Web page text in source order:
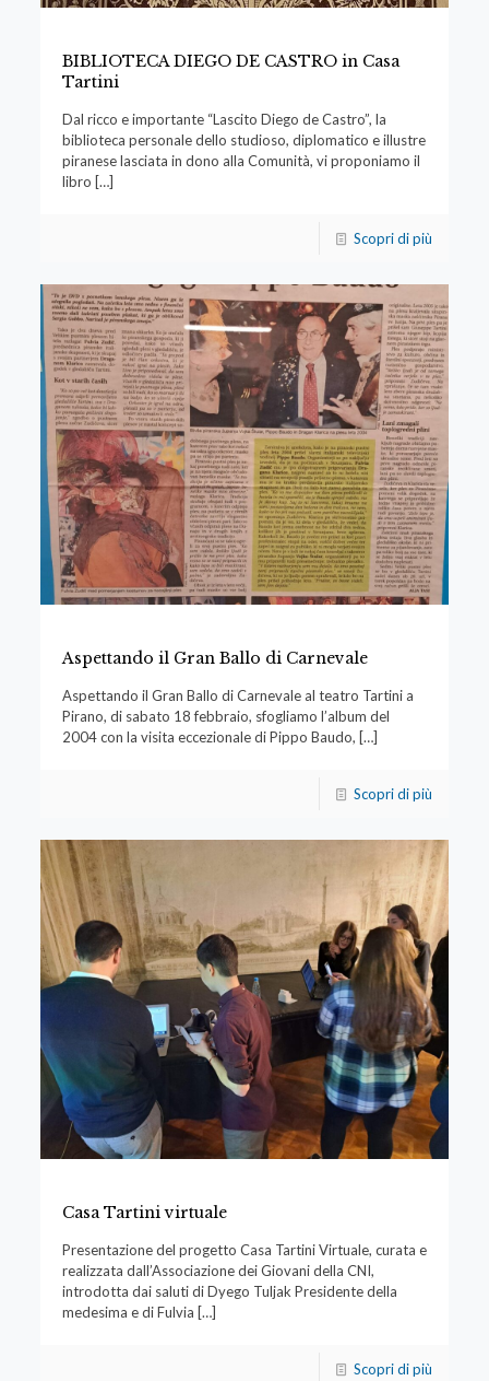
BIBLIOTECA DIEGO DE CASTRO in Casa
Tartini
Dal ricco e importante “Lascito Diego de Castro”, la
biblioteca personale dello studioso, diplomatico e illustre
piranese lasciata in dono alla Comunità, vi proponiamo il
libro […]
Scopri di più
Aspettando il Gran Ballo di Carnevale
Aspettando il Gran Ballo di Carnevale al teatro Tartini a
Pirano, di sabato 18 febbraio, sfogliamo l’album del
2004 con la visita eccezionale di Pippo Baudo, […]
Scopri di più
Casa Tartini virtuale
Presentazione del progetto Casa Tartini Virtuale, curata e
realizzata dall’Associazione dei Giovani della CNI,
introdotta dai saluti di Dyego Tuljak Presidente della
medesima e di Fulvia […]
Scopri di più